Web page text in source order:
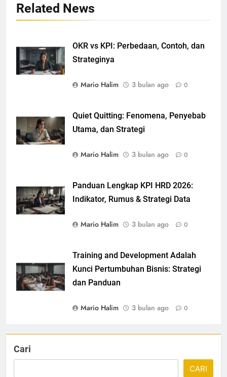
Related News
OKR vs KPI: Perbedaan, Contoh, dan
Strateginya
Mario Halim 3 bulan ago 0
Quiet Quitting: Fenomena, Penyebab
Utama, dan Strategi
Mario Halim 3 bulan ago 0
Panduan Lengkap KPI HRD 2026:
Indikator, Rumus & Strategi Data
Mario Halim 3 bulan ago 0
Training and Development Adalah
Kunci Pertumbuhan Bisnis: Strategi
dan Panduan
Mario Halim 3 bulan ago 0
Cari
CARI